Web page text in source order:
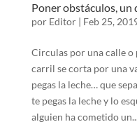
Poner obstáculos,
por Editor| Feb 25,
Circulas por una calle o
carril se corta por una
pegas la leche… que
te pegas la leche y lo
alguien ha cometido un...